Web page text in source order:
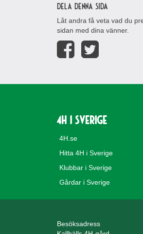
Dela denna sida
Låt andra få veta vad du
sidan med dina vänner.
4H i Sverige
4H.se
Hitta 4H i Sverige
Klubbar i Sverige
Gårdar i Sverige
Besöksadress